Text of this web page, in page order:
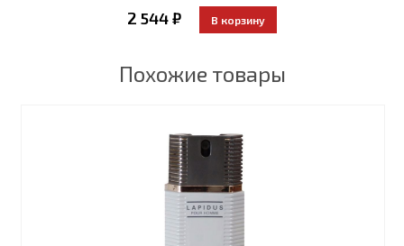
2 544 ₽
Похожие товары